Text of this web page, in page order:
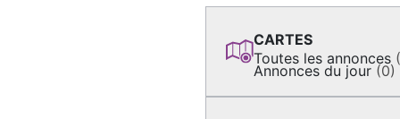
CARTES
Toutes les annonces
Annonces du jour (0)